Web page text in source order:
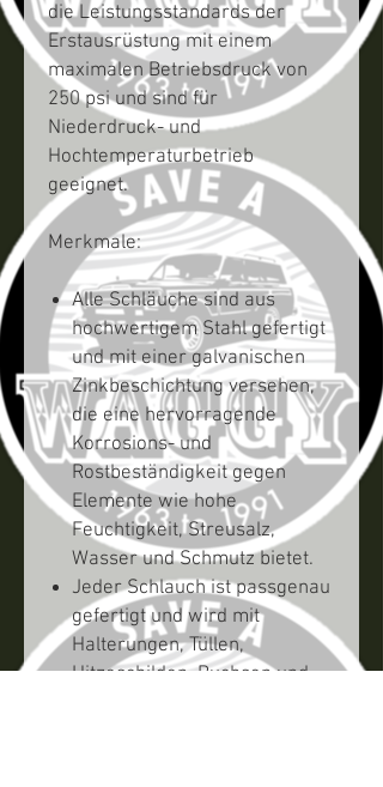
die Leistungsstandards der
Erstausrüstung mit einem
maximalen Betriebsdruck von
250 psi und sind für
Niederdruck- und
Hochtemperaturbetrieb
geeignet.
Merkmale:
Alle Schläuche sind aus
hochwertigem Stahl gefertigt
und mit einer galvanischen
Zinkbeschichtung versehen,
die eine hervorragende
Korrosions- und
Rostbeständigkeit gegen
Elemente wie hohe
Feuchtigkeit, Streusalz,
Wasser und Schmutz bietet.
Jeder Schlauch ist passgenau
gefertigt und wird mit
Halterungen, Tüllen,
Hitzeschilden, Buchsen und